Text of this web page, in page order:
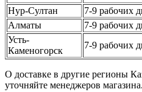
Нур-Султан
7-9 рабочих
Алматы
7-9 рабочих
Усть-
Каменогорск
7-9 рабочих
О доставке в другие регионы
уточняйте менеджеров магазина.